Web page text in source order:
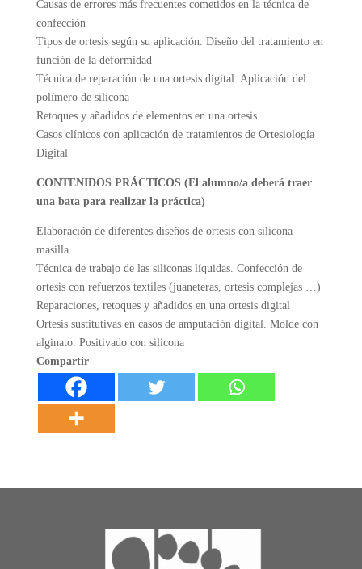
Causas de errores más frecuentes cometidos en la técnica de
confección
Tipos de ortesis según su aplicación. Diseño del tratamiento en
función de la deformidad
Técnica de reparación de una ortesis digital. Aplicación del
polímero de silicona
Retoques y añadidos de elementos en una ortesis
Casos clínicos con aplicación de tratamientos de Ortesiología
Digital
CONTENIDOS PRÁCTICOS (El alumno/a deberá traer
una bata para realizar la práctica)
Elaboración de diferentes diseños de ortesis con silicona
masilla
Técnica de trabajo de las siliconas líquidas. Confección de
ortesis con refuerzos textiles (juaneteras, ortesis complejas …)
Reparaciones, retoques y añadidos en una ortesis digital
Ortesis sustitutivas en casos de amputación digital. Molde con
alginato. Positivado con silicona
Compartir